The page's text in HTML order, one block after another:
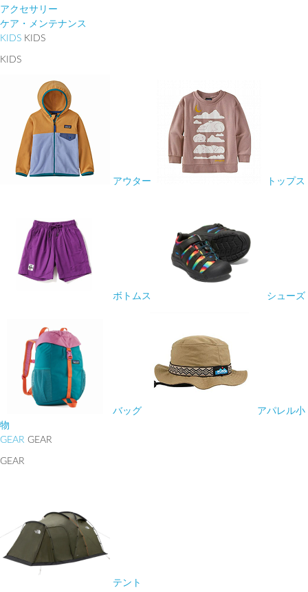
アクセサリー
ケア・メンテナンス
KIDS KIDS
KIDS
アウター トップス
ボトムス シューズ
バッグ
アパレル小
物
GEAR GEAR
GEAR
テント